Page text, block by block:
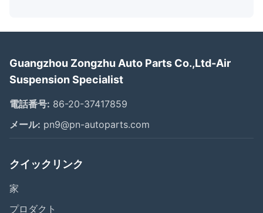
Guangzhou Zongzhu Auto Parts Co.,Ltd-Air
Suspension Specialist
電話番号: 86-20-37417859
メール: pn9@pn-autoparts.com
クイックリンク
家
プロダクト